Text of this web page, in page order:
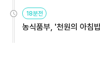
원
18분전
농식품부, '천원의 아침